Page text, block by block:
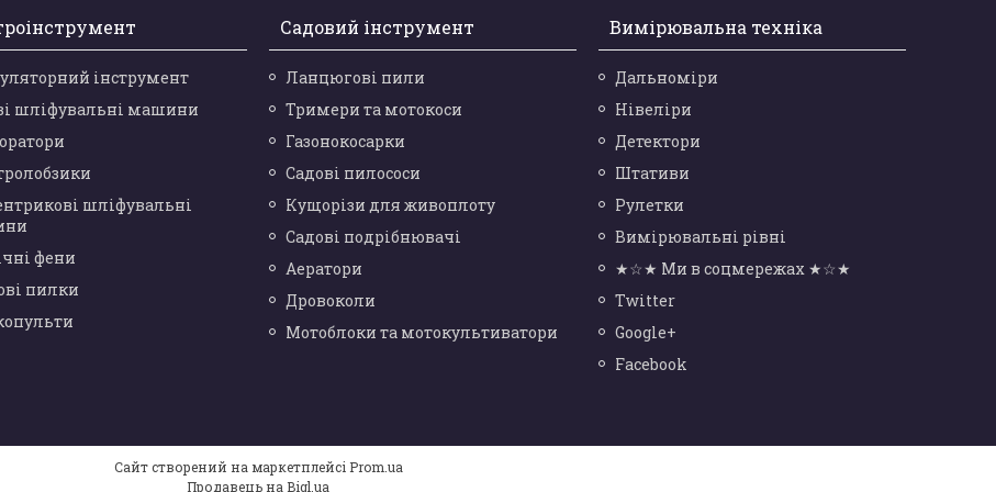
інструмент
шліфувальні машини
шліфувальні
фени
пилки
Садовий інструмент
Ланцюгові пили
Тримери та мотокоси
Газонокосарки
Садові пилососи
Кущорізи для живоплоту
Садові подрібнювачі
Аератори
Дровоколи
Мотоблоки та мотокультиватори
Вимірювальна техніка
Дальноміри
Нівеліри
Детектори
Штативи
Рулетки
Вимірювальні рівні
★☆★ Ми в соцмережах ★☆★
Twitter
Google+
Facebook
Сайт створений на маркетплейсі Prom.ua
Продавець на Bigl.ua